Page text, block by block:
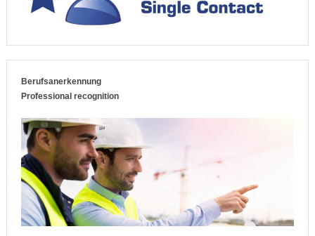
Berufsanerkennung
Professional recognition